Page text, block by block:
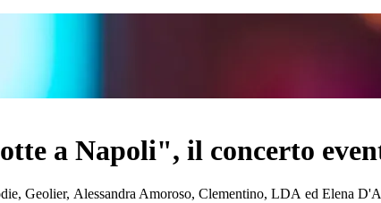
a Napoli", il concerto
Geolier, Alessandra Amoroso, Clementino, LDA ed Elena